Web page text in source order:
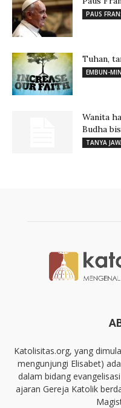
PAUS
Tuhan,
EMBUN-
Wanita
Budha
TANYA
Katolisitas.org, yang
mengunjungi Elisabet)
dalam bidang
ajaran Gereja Katolik